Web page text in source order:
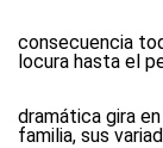
consecuencia
locura hasta el
dramática gira
familia, sus